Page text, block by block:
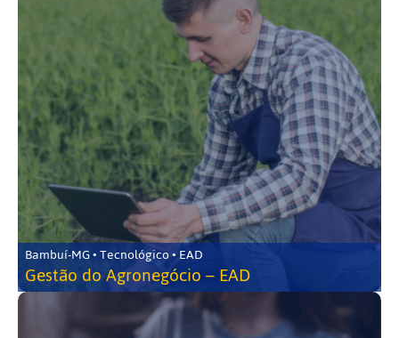
Bambuí-MG • Tecnológico • EAD
Gestão do Agronegócio – EAD